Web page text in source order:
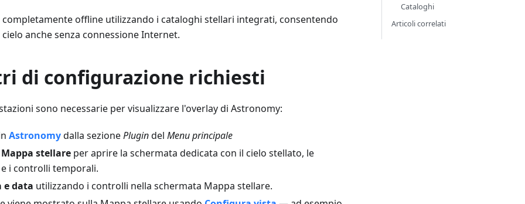
offline utilizzando i cataloghi stellari integrati, consentendo
anche senza connessione Internet.
di configurazione richiesti
sono necessarie per visualizzare l'overlay di Astronomy:
Astronomydalla sezionePlugindel Menu principale
stellare per aprire la schermata dedicata con il cielo stellato, le
i controlli temporali.
e data utilizzando i controlli nella schermata Mappa stellare.
Cataloghi
Articoli correlati